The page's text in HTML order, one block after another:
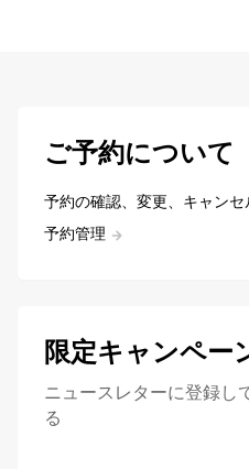
ご予約について
予約の確認、変更、キャンセ
予約管理
限定キャンペー
ニュースレターに登録し
る